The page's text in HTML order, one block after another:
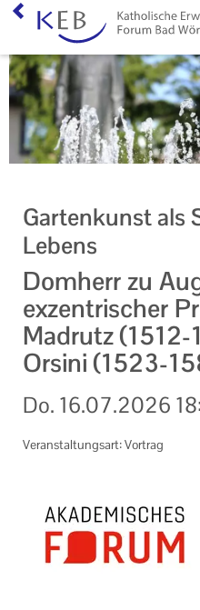
Gartenkunst als
Lebens
Domherr zu
exzentrischer
Madrutz
Orsini (1523-
Do. 16.07.2026
Veranstaltungsart: Vortrag
Home
KEB Forum Bad Wörishofen
Forum Bad Wörishofen
Vorstand und Beirat
Veranstaltungen
Veranstaltung KEB Forum
Unsere Veranstaltungsorte
Machen Sie mit!
Ihr Kontakt zu uns